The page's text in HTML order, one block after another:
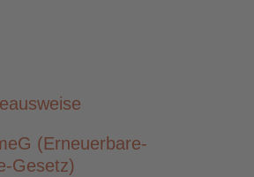
(Erneuerbare-
Gesetz)